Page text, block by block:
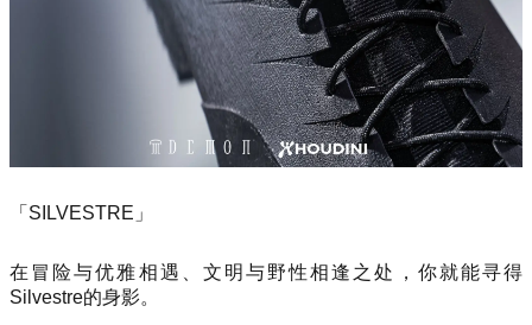
「SILVESTRE」
在冒险与优雅相遇、文明与野性相逢之处，你就能寻得
Silvestre的身影。